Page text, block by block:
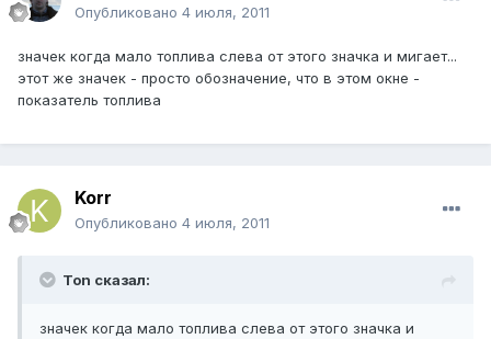
Опубликовано 4 июля, 2011
значек когда мало топлива слева от этого значка и мигает...
этот же значек - просто обозначение, что в этом окне -
показатель топлива
Korr
Опубликовано 4 июля, 2011
Ton сказал:
значек когда мало топлива слева от этого значка и